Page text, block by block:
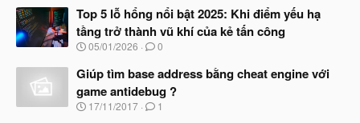
Top 5 lỗ hổng nổi bật 2025: Khi điểm yếu hạ
tầng trở thành vũ khí của kẻ tấn công
N
à
b
ắ
05/01/2026 0
Giúp tìm base address bằng cheat engine với
game antidebug ?
N
17/11/2017 1